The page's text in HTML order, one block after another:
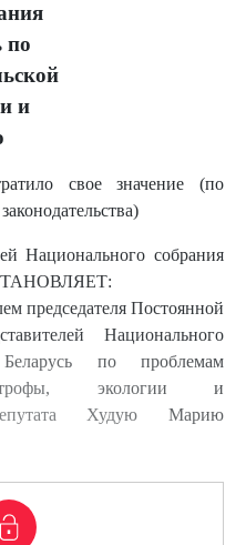
по
и
свое значение (по
Национального собрания
председателя Постоянной
Национального
по проблемам
экологии и
Худую Марию